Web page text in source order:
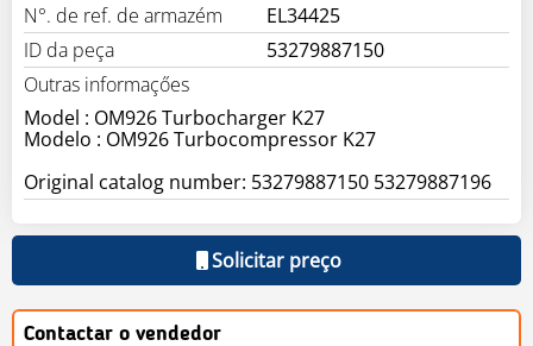
N°. de ref. de armazém
EL34425
ID da peça
53279887150
Outras informaçőes
Model : OM926 Turbocharger K27
Modelo : OM926 Turbocompressor K27
Original catalog number: 53279887150 53279887196
Solicitar preço
Contactar o vendedor